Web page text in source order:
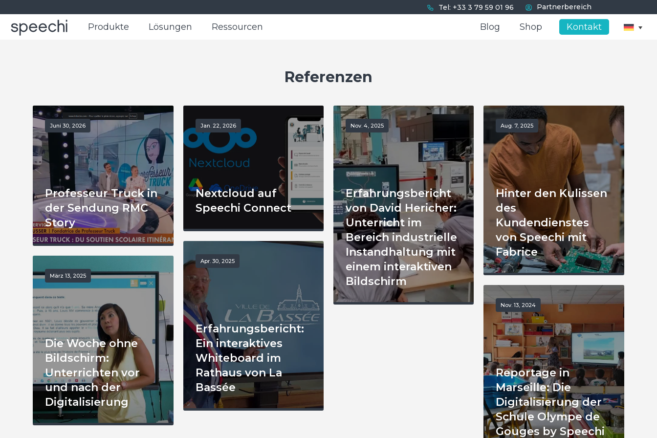
Tel: +33 3 79 59 01 96 Partnerbereich
Produkte Lösungen Ressourcen Kontakt
Shop
Blog
Produkte Lösungen Ressourcen Kontakt
Shop
Blog
Referenzen
Juni 30, 2026
Professeur Truck in
der Sendung RMC
Story
Jan. 22, 2026
Nextcloud auf
Speechi Connect
Nov. 4, 2025
Erfahrungsbericht
von David Hericher:
Unterricht im
Bereich industrielle
Instandhaltung mit
einem interaktiven
Bildschirm
Aug. 7, 2025
Hinter den Kulissen
des
Kundendienstes
von Speechi mit
Fabrice
Apr. 30, 2025
Erfahrungsbericht:
Ein interaktives
Whiteboard im
Rathaus von La
Bassée
März 13, 2025
Die Woche ohne
Bildschirm:
Unterrichten vor
und nach der
Digitalisierung
Nov. 13, 2024
Reportage in
Marseille: Die
Digitalisierung der
Schule Olympe de
Gouges by Speechi